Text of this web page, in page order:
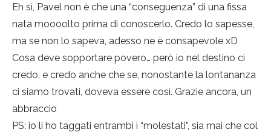
Eh sì, Pavel non è che una “conseguenza” di una fissa
nata moooolto prima di conoscerlo. Credo lo sapesse,
ma se non lo sapeva, adesso ne è consapevole xD
Cosa deve sopportare povero… però io nel destino ci
credo, e credo anche che se, nonostante la lontananza
ci siamo trovati, doveva essere così. Grazie ancora, un
abbraccio
PS: io li ho taggati entrambi i “molestati”, sia mai che col